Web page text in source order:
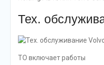
Тех.
ТО включает работы